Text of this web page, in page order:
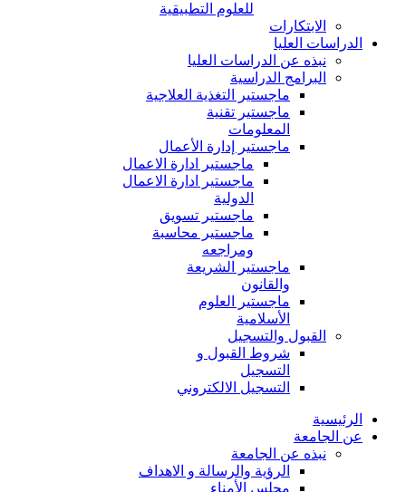
للعلوم التطبيقية
الابتكارات
الدراسات العليا
نبذه عن الدراسات العليا
البرامج الدراسية
ماجستير التغذية العلاجية
ماجستير تقنية
المعلومات
ماجستير إدارة الأعمال
ماجستير ادارة الاعمال
ماجستير ادارة الاعمال
الدولية
ماجستير تسويق
ماجستير محاسبة
ومراجعه
ماجستير الشريعة
والقانون
ماجستير العلوم
الأسلامية
القبول والتسجيل
شروط القبول و
التسجيل
التسجيل الالكتروني
الرئيسية
عن الجامعة
نبذه عن الجامعة
الرؤية والرسالة و الاهداف
مجلس الأمناء